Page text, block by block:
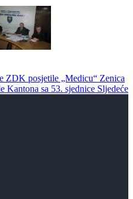
ZDK posjetile „Medicu“ Zenica
Kantona sa 53. sjednice Sljedeće